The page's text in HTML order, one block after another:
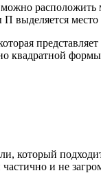
расположить
выделяется
квадратной
и не